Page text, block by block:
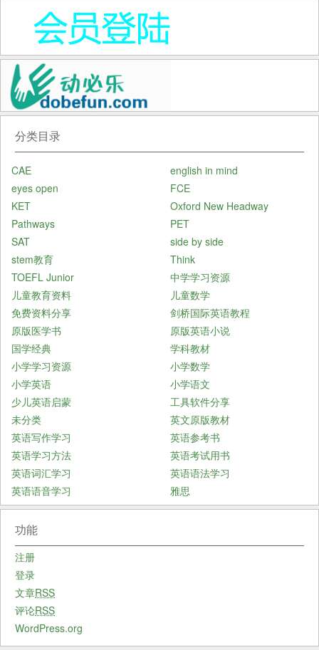
分类目录
CAE
english in mind
eyes open
FCE
KET
Oxford New Headway
Pathways
PET
SAT
side by side
stem教育
Think
TOEFL Junior
中学学习资源
儿童教育资料
儿童数学
免费资料分享
剑桥国际英语教程
原版医学书
原版英语小说
国学经典
学科教材
小学学习资源
小学数学
小学英语
小学语文
少儿英语启蒙
工具软件分享
未分类
英文原版教材
英语写作学习
英语参考书
英语学习方法
英语考试用书
英语词汇学习
英语语法学习
英语语音学习
雅思
功能
注册
登录
文章RSS
评论RSS
WordPress.org